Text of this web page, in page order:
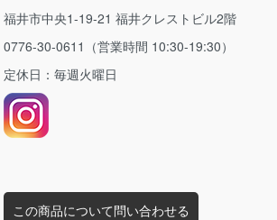
福井市中央1-19-21 福井クレストビル2階
0776-30-0611（営業時間 10:30-19:30）
定休日：毎週火曜日
この商品について問い合わせる